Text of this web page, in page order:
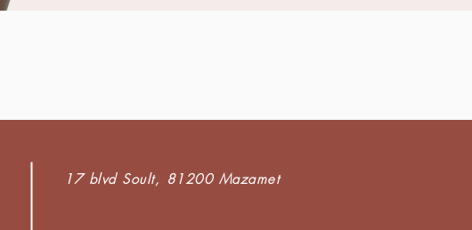
17 blvd Soult, 81200 Mazamet